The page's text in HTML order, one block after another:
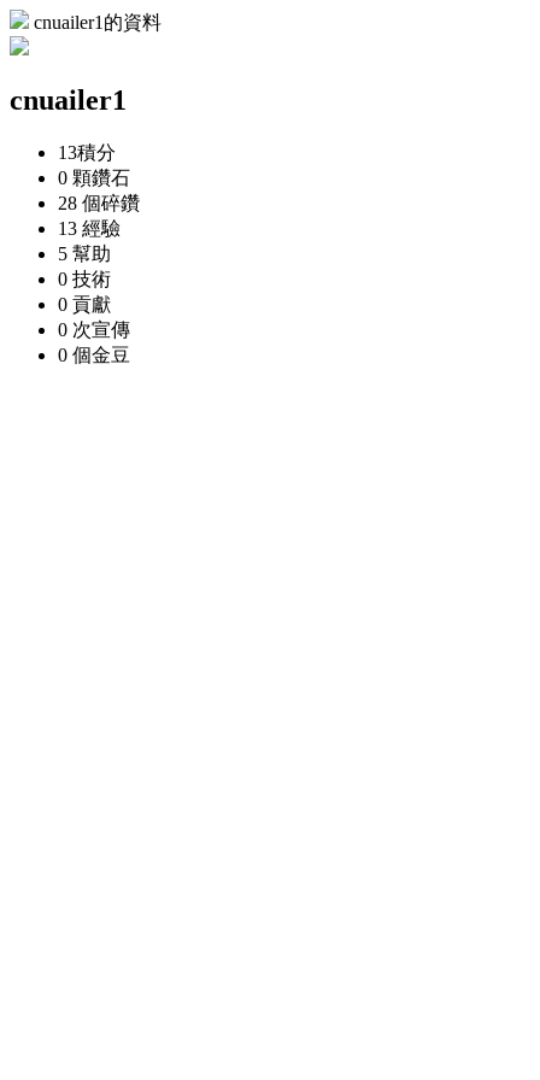
cnuailer1的資料
cnuailer1
13積分
0 顆鑽石
28 個碎鑽
13 經驗
5 幫助
0 技術
0 貢獻
0 次宣傳
0 個金豆